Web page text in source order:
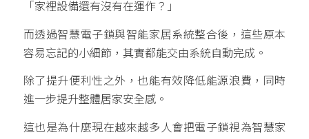
「家裡設備還有沒有在運作？」
而透過智慧電子鎖與智能家居系統整合後，這些原本
容易忘記的小細節，其實都能交由系統自動完成。
除了提升便利性之外，也能有效降低能源浪費，同時
進一步提升整體居家安全感。
這也是為什麼現在越來越多人會把電子鎖視為智慧家